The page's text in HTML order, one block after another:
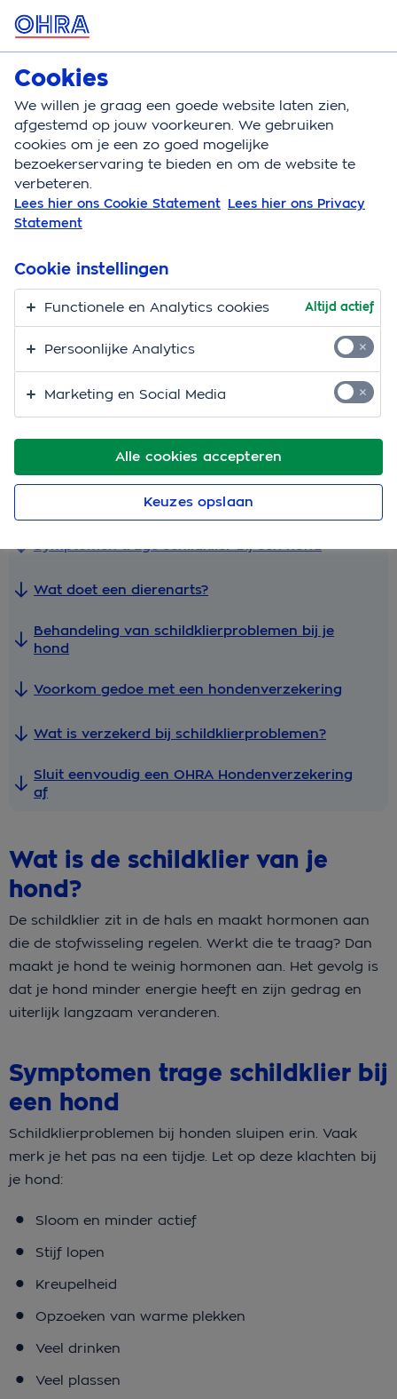
MENU
Hondenverzekering
Hondenverzekering Aandoeningen Schildklier
Problemen schildklier
bij honden: herken de
signalen
04-08-2026
Heeft je hond schildklierproblemen? Een hond met een
de signalen te herkennen kun je als baasje op tijd in
actie komen.
Wat is de schildklier van je hond?
Symptomen trage schildklier bij een hond
Wat doet een dierenarts?
Behandeling van schildklierproblemen bij je
hond
Voorkom gedoe met een hondenverzekering
Wat is verzekerd bij schildklierproblemen?
Sluit eenvoudig een OHRA Hondenverzekering
af
Wat is de schildklier van je
hond?
De schildklier zit in de hals en maakt hormonen aan
die de stofwisseling regelen. Werkt die te traag? Dan
maakt je hond te weinig hormonen aan. Het gevolg is
dat je hond minder energie heeft en zijn gedrag en
uiterlijk langzaam veranderen.
Symptomen trage schildklier bij
een hond
Schildklierproblemen bij honden sluipen erin. Vaak
merk je het pas na een tijdje. Let op deze klachten bij
je hond:
Sloom en minder actief
Stijf lopen
Kreupelheid
Opzoeken van warme plekken
Veel drinken
Veel plassen
Cookies
We willen je graag een goede website laten zien,
afgestemd op jouw voorkeuren. We gebruiken
cookies om je een zo goed mogelijke
bezoekerservaring te bieden en om de website te
verbeteren.
Lees hier ons Cookie Statement Lees hier ons Privacy
Statement
Alle cookies accepteren
Cookie instellingen
Functionele en Analytics cookies Altijd actief
Persoonlijke Analytics
Marketing en Social Media
Keuzes opslaan